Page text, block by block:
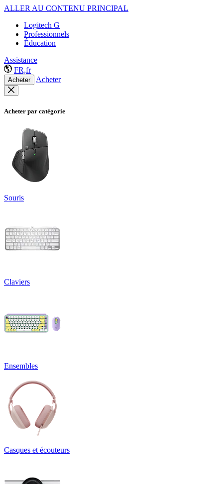
ALLER AU CONTENU PRINCIPAL
Logitech G
Professionnels
Éducation
Assistance
FR,fr
Acheter Acheter
Acheter par catégorie
Souris
Claviers
Ensembles
Casques et écouteurs